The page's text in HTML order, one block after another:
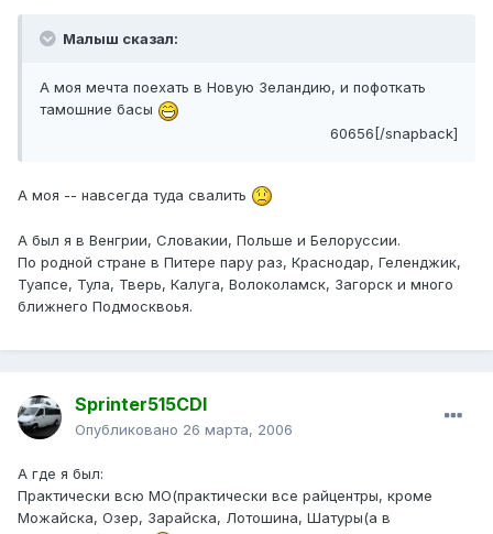
Малыш сказал:
А моя мечта поехать в Новую Зеландию, и пофоткать
тамошние басы
60656[/snapback]
А моя -- навсегда туда свалить
А был я в Венгрии, Словакии, Польше и Белоруссии.
По родной стране в Питере пару раз, Краснодар, Геленджик,
Туапсе, Тула, Тверь, Калуга, Волоколамск, Загорск и много
ближнего Подмосквоья.
Sprinter515CDI
Опубликовано 26 марта, 2006
А где я был:
Практически всю МО(практически все райцентры, кроме
Можайска, Озер, Зарайска, Лотошина, Шатуры(а в